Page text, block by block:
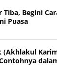
Tiba, Begini
Puasa
(Akhlakul